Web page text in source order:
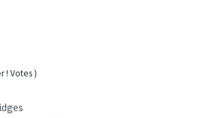
! Votes)